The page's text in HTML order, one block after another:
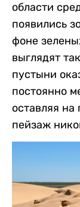
области
появились
фоне
выглядят
пустыни
постоянно
оставляя на
пейзаж